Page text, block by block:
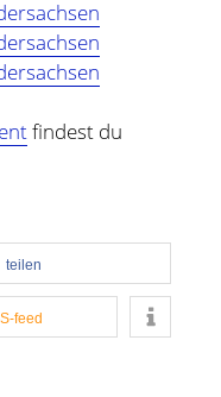
findest du
teilen
feed